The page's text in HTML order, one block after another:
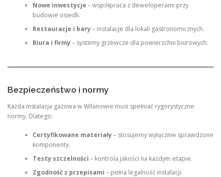
Nowe inwestycje – współpraca z deweloperami przy
budowie osiedli.
Restauracje i bary– instalacje dla lokali gastronomicznych.
Biura i firmy– systemy grzewcze dla powierzchni biurowych.
Bezpieczeństwo i normy
Każda instalacja gazowa w Wilanowie musi spełniać rygorystyczne
normy. Dlatego:
Certyfikowane materiały– stosujemy wyłącznie sprawdzone
komponenty.
Testy szczelności – kontrola jakości na każdym etapie.
Zgodność z przepisami – pełna legalność instalacji.